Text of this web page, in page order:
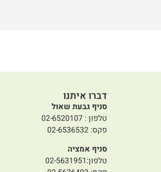
דברו איתנו
סניף גבעת שאול
טלפון : 02-6520107
פקס: 02-6536532
סניף אמציה
טלפון:02-5631951